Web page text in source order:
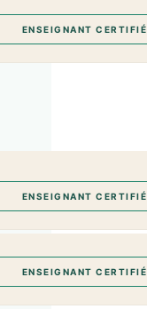
ENSEIGNANT CERTIFIÉ
ENSEIGNANT CERTIFIÉ
ENSEIGNANT CERTIFIÉ